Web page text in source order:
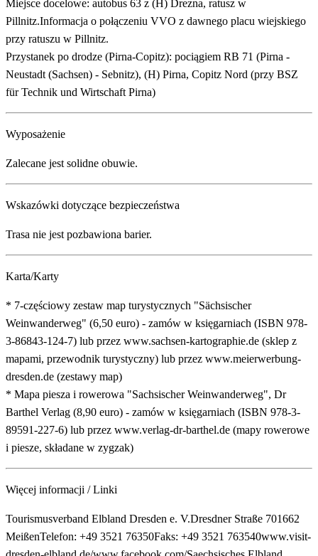
Miejsce docelowe: autobus 63 z (H) Drezna, ratusz w
Pillnitz.Informacja o połączeniu VVO z dawnego placu wiejskiego
przy ratuszu w Pillnitz.
Przystanek po drodze (Pirna-Copitz): pociągiem RB 71 (Pirna -
Neustadt (Sachsen) - Sebnitz), (H) Pirna, Copitz Nord (przy BSZ
für Technik und Wirtschaft Pirna)
Wyposażenie
Zalecane jest solidne obuwie.
Wskazówki dotyczące bezpieczeństwa
Trasa nie jest pozbawiona barier.
Karta/Karty
* 7-częściowy zestaw map turystycznych "Sächsischer
Weinwanderweg" (6,50 euro) - zamów w księgarniach (ISBN 978-
3-86843-124-7) lub przez www.sachsen-kartographie.de (sklep z
mapami, przewodnik turystyczny) lub przez www.meierwerbung-
dresden.de (zestawy map)
* Mapa piesza i rowerowa "Sachsischer Weinwanderweg", Dr
Barthel Verlag (8,90 euro) - zamów w księgarniach (ISBN 978-3-
89591-227-6) lub przez www.verlag-dr-barthel.de (mapy rowerowe
i piesze, składane w zygzak)
Więcej informacji / Linki
Tourismusverband Elbland Dresden e. V.Dresdner Straße 701662
MeißenTelefon: +49 3521 76350Faks: +49 3521 763540www.visit-